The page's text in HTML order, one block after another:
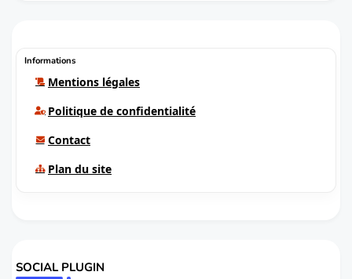
Informations
Mentions légales
Politique de confidentialité
Contact
Plan du site
SOCIAL PLUGIN